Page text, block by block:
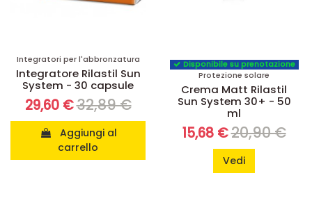
Integratori per l'abbronzatura
Integratore Rilastil Sun
System - 30 capsule
29,60 €32,89 €
carrello
Disponibile su prenotazione
Protezione solare
Crema Matt Rilastil
Sun System 30+ - 50
ml
15,68 €20,90 €
Vedi